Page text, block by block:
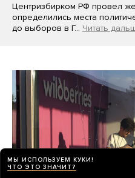
Центризбирком РФ провел
определились места
до выборов в Г… Читать
МЫ ИСПОЛЬЗУЕМ КУКИ!
ЧТО ЭТО ЗНАЧИТ?